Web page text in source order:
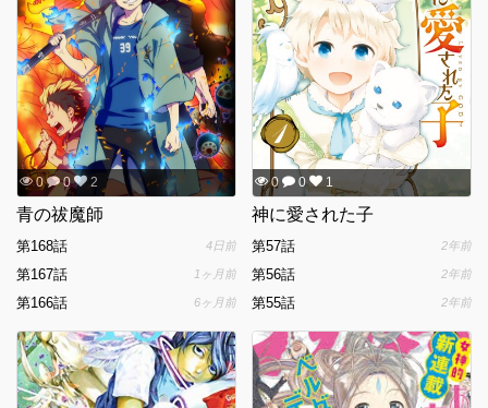
0 0 2
青の祓魔師
第168話 4日前
第167話 1ヶ月前
第166話 6ヶ月前
0 0 1
神に愛された子
第57話 2年前
第56話 2年前
第55話 2年前